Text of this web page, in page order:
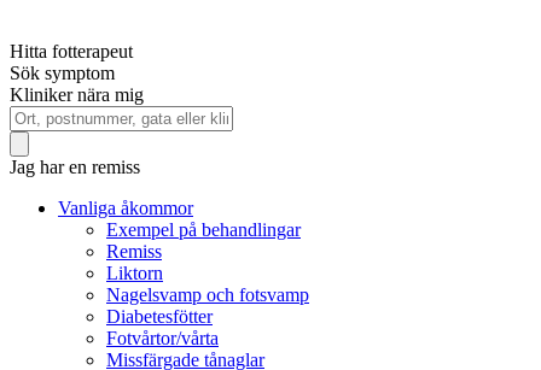
Hitta fotterapeut
Sök symptom
Kliniker nära mig
Jag har en remiss
Vanliga åkommor
Exempel på behandlingar
Remiss
Liktorn
Nagelsvamp och fotsvamp
Diabetesfötter
Fotvårtor/vårta
Missfärgade tånaglar